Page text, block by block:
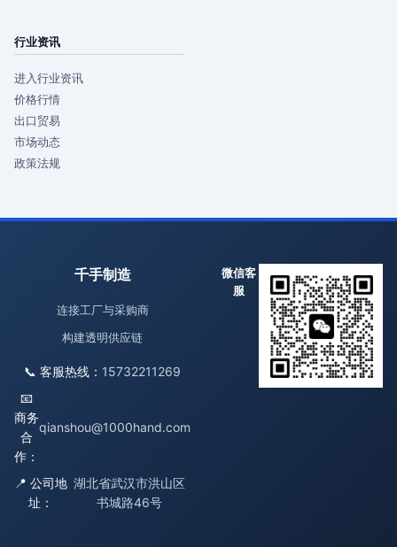
行业资讯
进入行业资讯
价格行情
出口贸易
市场动态
政策法规
千手制造
连接工厂与采购商
构建透明供应链
📞 客服热线： 15732211269
📧
商务
合
作：
qianshou@1000hand.com
📍 公司地
址：
湖北省武汉市洪山区
书城路46号
微信客
服